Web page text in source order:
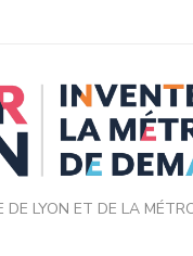
DE LYON ET DE LA